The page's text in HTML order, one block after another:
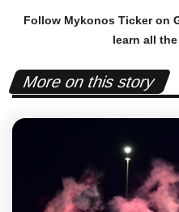
Follow Mykonos Ticker on
learn all
More on this story